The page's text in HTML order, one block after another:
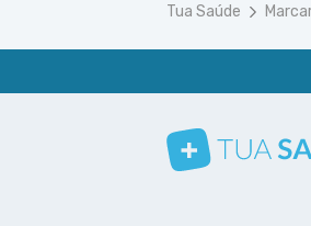
Tua Saúde
Conheça nosso
Siga a gente no
Siga a gente
Siga a